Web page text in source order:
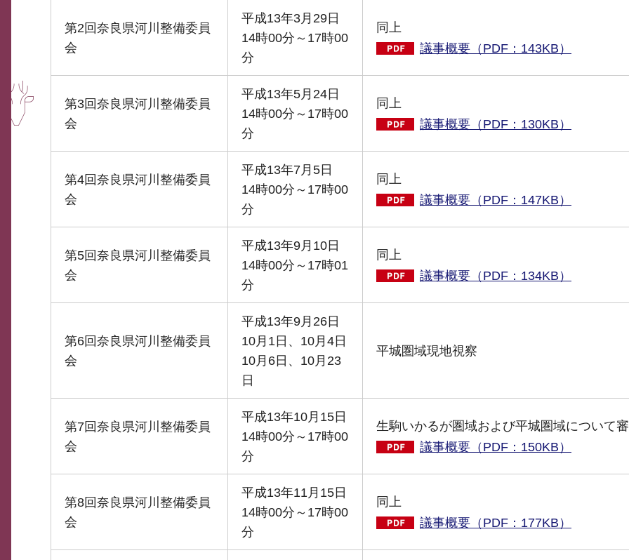
第2回奈良県河川整備委員
会
平成13年3月29日
14時00分～17時00
分
同上
議事概要（PDF：143KB）
第3回奈良県河川整備委員
会
平成13年5月24日
14時00分～17時00
分
同上
議事概要（PDF：130KB）
第4回奈良県河川整備委員
会
平成13年7月5日
14時00分～17時00
分
同上
議事概要（PDF：147KB）
第5回奈良県河川整備委員
会
平成13年9月10日
14時00分～17時01
分
同上
議事概要（PDF：134KB）
第6回奈良県河川整備委員
会
平成13年9月26日
10月1日、10月4日
10月6日、10月23
日
平城圏域現地視察
第7回奈良県河川整備委員
会
平成13年10月15日
14時00分～17時00
分
生駒いかるが圏域および平城圏域について
議事概要（PDF：150KB）
第8回奈良県河川整備委員
会
平成13年11月15日
14時00分～17時00
分
同上
議事概要（PDF：177KB）